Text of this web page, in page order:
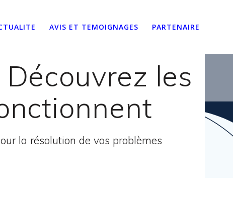
AVIS ET TEMOIGNAGES PARTENAIRE
les
la résolution de vos problèmes